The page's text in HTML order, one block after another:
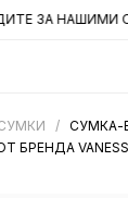
/ СУМКА-
БРЕНДА